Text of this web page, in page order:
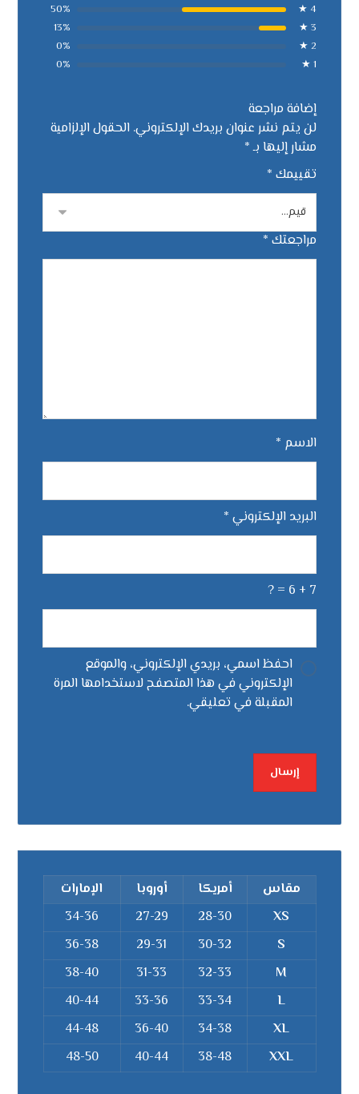
4 ★
50%
3 ★
13%
2 ★
0%
1 ★
0%
إضافة مراجعة
لن يتم نشر عنوان بريدك الإلكتروني. الحقول الإلزامية
مشار إليها بـ*
تقييمك *
مراجعتك *
الاسم *
البريد الإلكتروني *
7 + 6 = ?
احفظ اسمي، بريدي الإلكتروني، والموقع
الإلكتروني في هذا المتصفح لاستخدامها المرة
المقبلة في تعليقي.
مقاس أمريكا أوروبا
الإمارات
XS
28-30
27-29
34-36
S
30-32
29-31
36-38
M
32-33
31-33
38-40
L
33-34
33-36
40-44
XL
34-38
36-40
44-48
XXL
38-48
40-44
48-50